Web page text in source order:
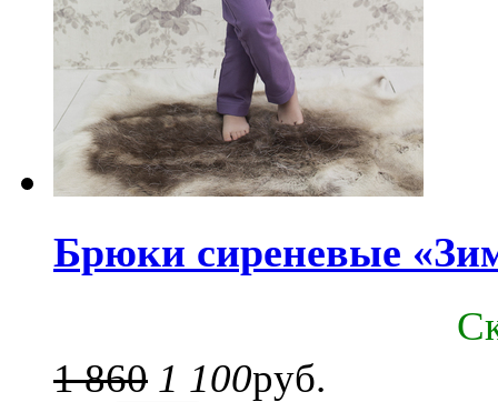
Брюки сиреневые
1 860 1 100руб.